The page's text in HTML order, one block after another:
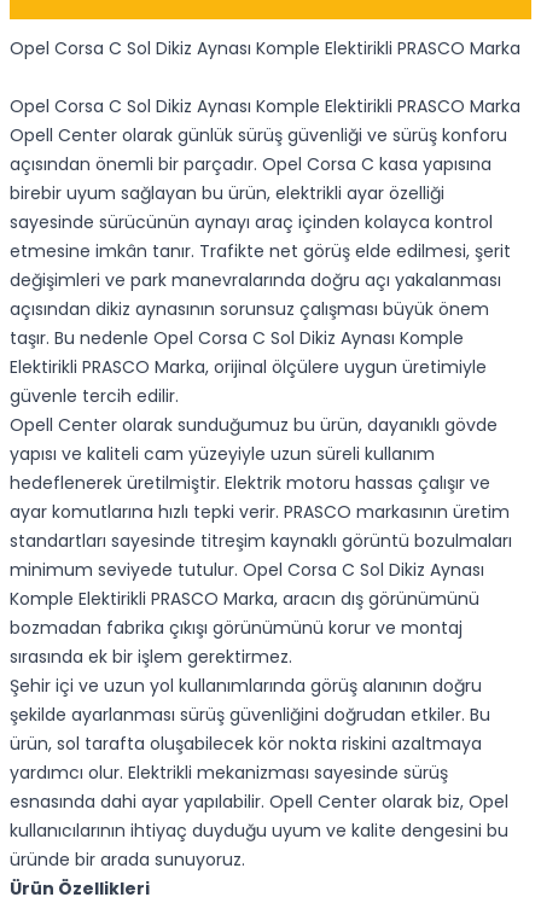
Opel Corsa C Sol Dikiz Aynası Komple Elektirikli PRASCO Marka
Opel Corsa C Sol Dikiz Aynası Komple Elektirikli PRASCO Marka
Opell Center olarak günlük sürüş güvenliği ve sürüş konforu
açısından önemli bir parçadır. Opel Corsa C kasa yapısına
birebir uyum sağlayan bu ürün, elektrikli ayar özelliği
sayesinde sürücünün aynayı araç içinden kolayca kontrol
etmesine imkân tanır. Trafikte net görüş elde edilmesi, şerit
değişimleri ve park manevralarında doğru açı yakalanması
açısından dikiz aynasının sorunsuz çalışması büyük önem
taşır. Bu nedenle Opel Corsa C Sol Dikiz Aynası Komple
Elektirikli PRASCO Marka, orijinal ölçülere uygun üretimiyle
güvenle tercih edilir.
Opell Center olarak sunduğumuz bu ürün, dayanıklı gövde
yapısı ve kaliteli cam yüzeyiyle uzun süreli kullanım
hedeflenerek üretilmiştir. Elektrik motoru hassas çalışır ve
ayar komutlarına hızlı tepki verir. PRASCO markasının üretim
standartları sayesinde titreşim kaynaklı görüntü bozulmaları
minimum seviyede tutulur. Opel Corsa C Sol Dikiz Aynası
Komple Elektirikli PRASCO Marka, aracın dış görünümünü
bozmadan fabrika çıkışı görünümünü korur ve montaj
sırasında ek bir işlem gerektirmez.
Şehir içi ve uzun yol kullanımlarında görüş alanının doğru
şekilde ayarlanması sürüş güvenliğini doğrudan etkiler. Bu
ürün, sol tarafta oluşabilecek kör nokta riskini azaltmaya
yardımcı olur. Elektrikli mekanizması sayesinde sürüş
esnasında dahi ayar yapılabilir. Opell Center olarak biz, Opel
kullanıcılarının ihtiyaç duyduğu uyum ve kalite dengesini bu
üründe bir arada sunuyoruz.
Ürün Özellikleri